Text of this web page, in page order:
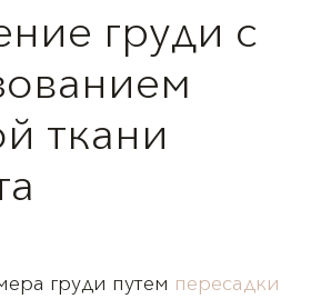
груди с
ткани
груди путем пересадки